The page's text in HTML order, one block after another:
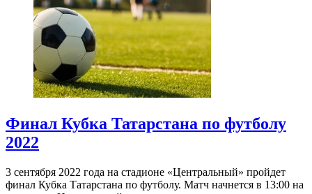
Финал Кубка Татарстана по футболу
2022
3 сентября 2022 года на стадионе «Центральный» пройдет
финал Кубка Татарстана по футболу. Матч начнется в 13:00 на